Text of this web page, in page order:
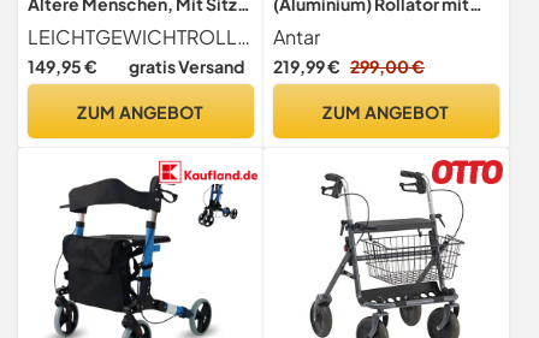
und Fußstütze, Aus
Aluminium, Leicht, Stabil,
Faltbar, Bremsgriffe,
Modell Colón, Bordeaux
LEICHTGEWICHTROLLATOR Dieser faltbare Rollator mit Sitz ist aus Aluminium hergestellt und daher besonders leicht, sodass er ohne großen Kraftaufwand bewegt werden kann
149,95 € gratis Versand
ZUM ANGEBOT
luftbereifung Faltbar
Antar
219,99 € 299,00 €
ZUM ANGEBOT